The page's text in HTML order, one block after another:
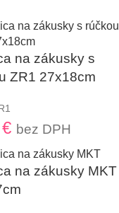
na zákusky s
ZR1 27x18cm
€ bez DPH
na zákusky MKT